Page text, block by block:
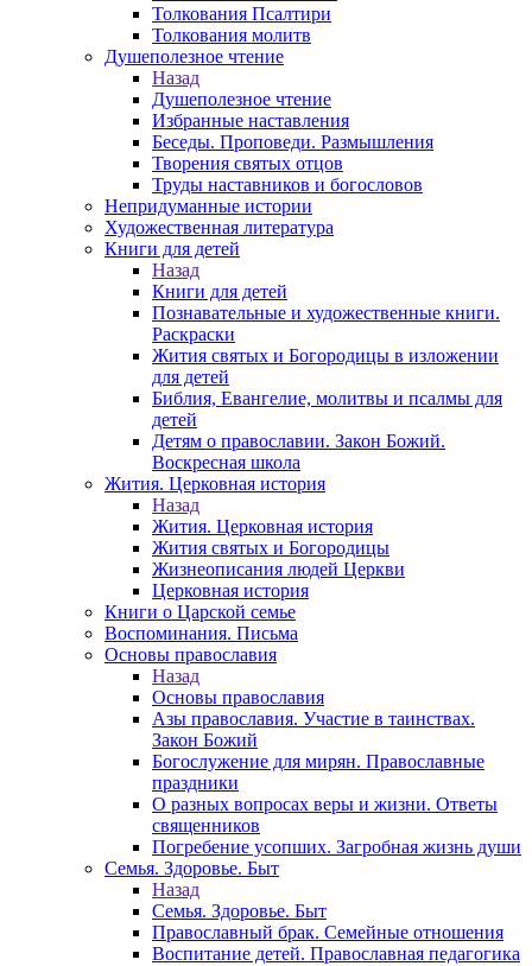
Толкования Псалтири
Толкования молитв
Душеполезное чтение
Назад
Душеполезное чтение
Избранные наставления
Беседы. Проповеди. Размышления
Творения святых отцов
Труды наставников и богословов
Непридуманные истории
Художественная литература
Книги для детей
Назад
Книги для детей
Познавательные и художественные книги.
Раскраски
Жития святых и Богородицы в изложении
для детей
Библия, Евангелие, молитвы и псалмы для
детей
Детям о православии. Закон Божий.
Воскресная школа
Жития. Церковная история
Назад
Жития. Церковная история
Жития святых и Богородицы
Жизнеописания людей Церкви
Церковная история
Книги о Царской семье
Воспоминания. Письма
Основы православия
Назад
Основы православия
Азы православия. Участие в таинствах.
Закон Божий
Богослужение для мирян. Православные
праздники
О разных вопросах веры и жизни. Ответы
священников
Погребение усопших. Загробная жизнь души
Семья. Здоровье. Быт
Назад
Семья. Здоровье. Быт
Православный брак. Семейные отношения
Воспитание детей. Православная педагогика